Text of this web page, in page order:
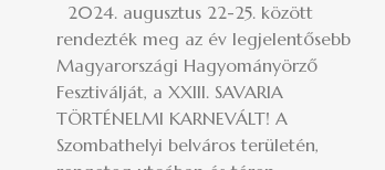
2024. augusztus 22-25. között
rendezték meg az év legjelentősebb
Magyarországi Hagyományörző
Fesztiválját, a XXIII. SAVARIA
TÖRTÉNELMI KARNEVÁLT! A
Szombathelyi belváros területén,